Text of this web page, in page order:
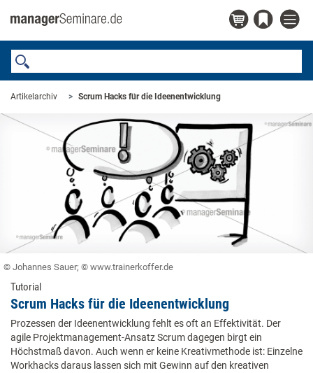
Artikelarchiv Scrum Hacks für die Ideenentwicklung
© Johannes Sauer; © www.trainerkoffer.de
Tutorial
Scrum Hacks für die Ideenentwicklung
Prozessen der Ideenentwicklung fehlt es oft an Effektivität. Der
agile Projektmanagement-Ansatz Scrum dagegen birgt ein
Höchstmaß davon. Auch wenn er keine Kreativmethode ist: Einzelne
Workhacks daraus lassen sich mit Gewinn auf den kreativen